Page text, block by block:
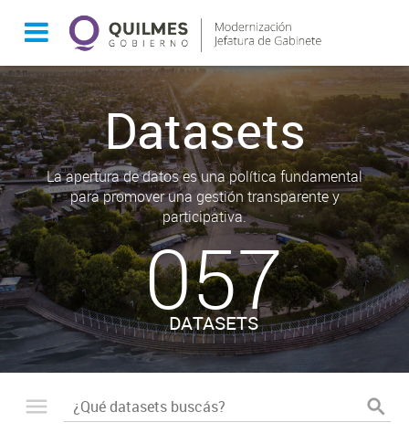
Datasets
La apertura de datos es una política fundamental
para promover una gestión transparente y
participativa.
057
DATASETS